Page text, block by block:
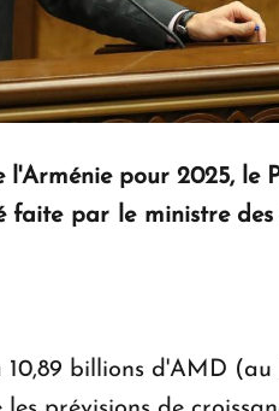
pour 2025, le
par le ministre
10,89 billions d'AMD